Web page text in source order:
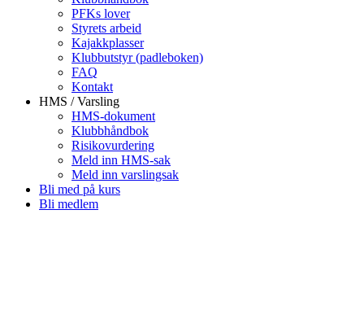
PFKs lover
Styrets arbeid
Kajakkplasser
Klubbutstyr (padleboken)
FAQ
Kontakt
HMS / Varsling
HMS-dokument
Klubbhåndbok
Risikovurdering
Meld inn HMS-sak
Meld inn varslingsak
Bli med på kurs
Bli medlem